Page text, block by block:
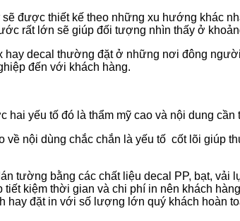
được thiết kế theo những xu hướng khác
rất lớn sẽ giúp đối tượng nhìn thấy ở
decal thường đặt ở những nơi đông
đến với khách hàng.
yếu tố đó là thẩm mỹ cao và nội dung cần
nội dùng chắc chắn là yếu tố cốt lõi giúp
tường bằng các chất liệu decal PP, bạt,
kiệm thời gian và chi phí in nên khách
hay đặt in với số lượng lớn quý khách hoàn